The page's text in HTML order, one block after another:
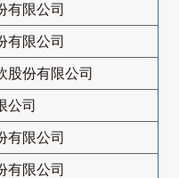
有限公司
有限公司
股份有限公司
公司
有限公司
有限公司